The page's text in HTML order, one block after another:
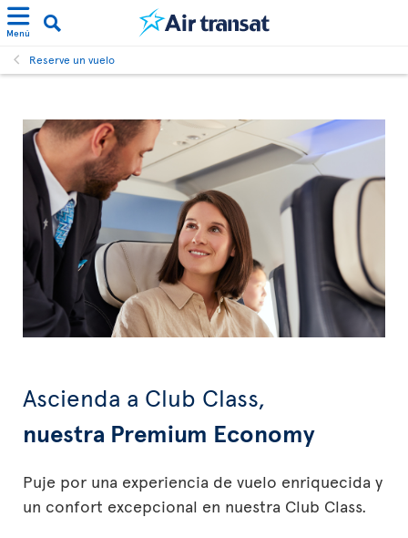
Menú
Reserve un vuelo
Ascienda a Club Class,
nuestra Premium Economy
Puje por una experiencia de vuelo enriquecida y
un confort excepcional en nuestra Club Class.